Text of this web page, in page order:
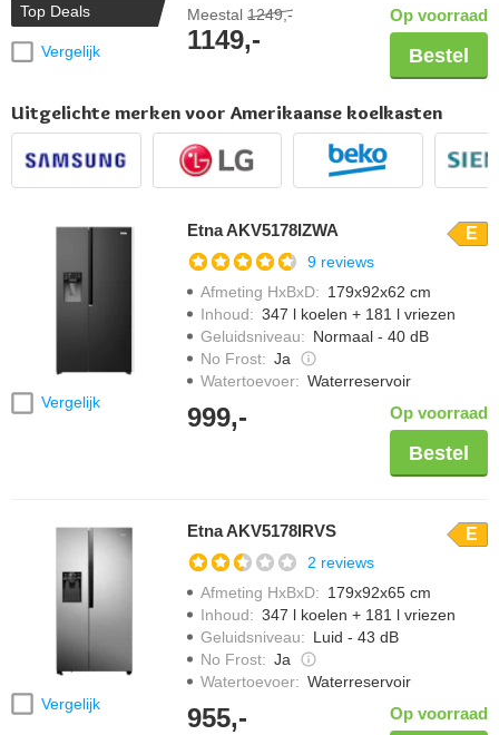
Top Deals
Vergelijk
Meestal 1249,-
1149,-
Op voorraad
Bestel
Uitgelichte merken voor Amerikaanse koelkasten
Vergelijk
Etna AKV5178IZWA E
9 reviews
Afmeting HxBxD: 179x92x62 cm
Inhoud: 347 l koelen + 181 l vriezen
Geluidsniveau: Normaal - 40 dB
No Frost: Ja
Watertoevoer: Waterreservoir
999,- Op voorraad
Bestel
Vergelijk
Etna AKV5178IRVS E
2 reviews
Afmeting HxBxD: 179x92x65 cm
Inhoud: 347 l koelen + 181 l vriezen
Geluidsniveau: Luid - 43 dB
No Frost: Ja
Watertoevoer: Waterreservoir
955,- Op voorraad